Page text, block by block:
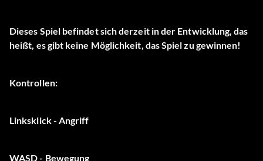
Dieses Spiel befindet sich derzeit in der Entwicklung, das
heißt, es gibt keine Möglichkeit, das Spiel zu gewinnen!
Kontrollen:
Linksklick - Angriff
WASD - Bewegung